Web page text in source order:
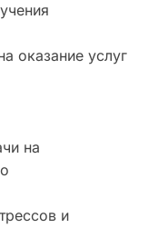
оказание услуг
на
и